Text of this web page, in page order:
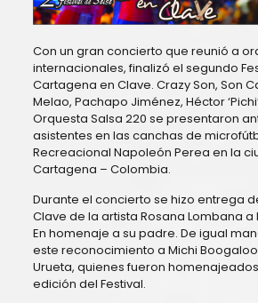
Con un gran concierto que reunió a
internacionales, finalizó el segundo
Cartagena en Clave. Crazy Son, Son
Melao, Pachapo Jiménez, Héctor
Orquesta Salsa 220 se presentaron
asistentes en las canchas de
Recreacional Napoleón Perea en la
Cartagena – Colombia.
Durante el concierto se hizo entrega
Clave de la artista Rosana Lombana a
En homenaje a su padre. De igual
este reconocimiento a Michi Boogaloo
Urueta, quienes fueron
edición del Festival.